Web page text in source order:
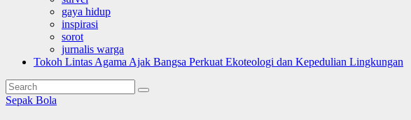
gaya hidup
inspirasi
sorot
jurnalis warga
Tokoh Lintas Agama Ajak Bangsa Perkuat Ekoteologi dan Kepedulian Lingkungan
Sepak Bola